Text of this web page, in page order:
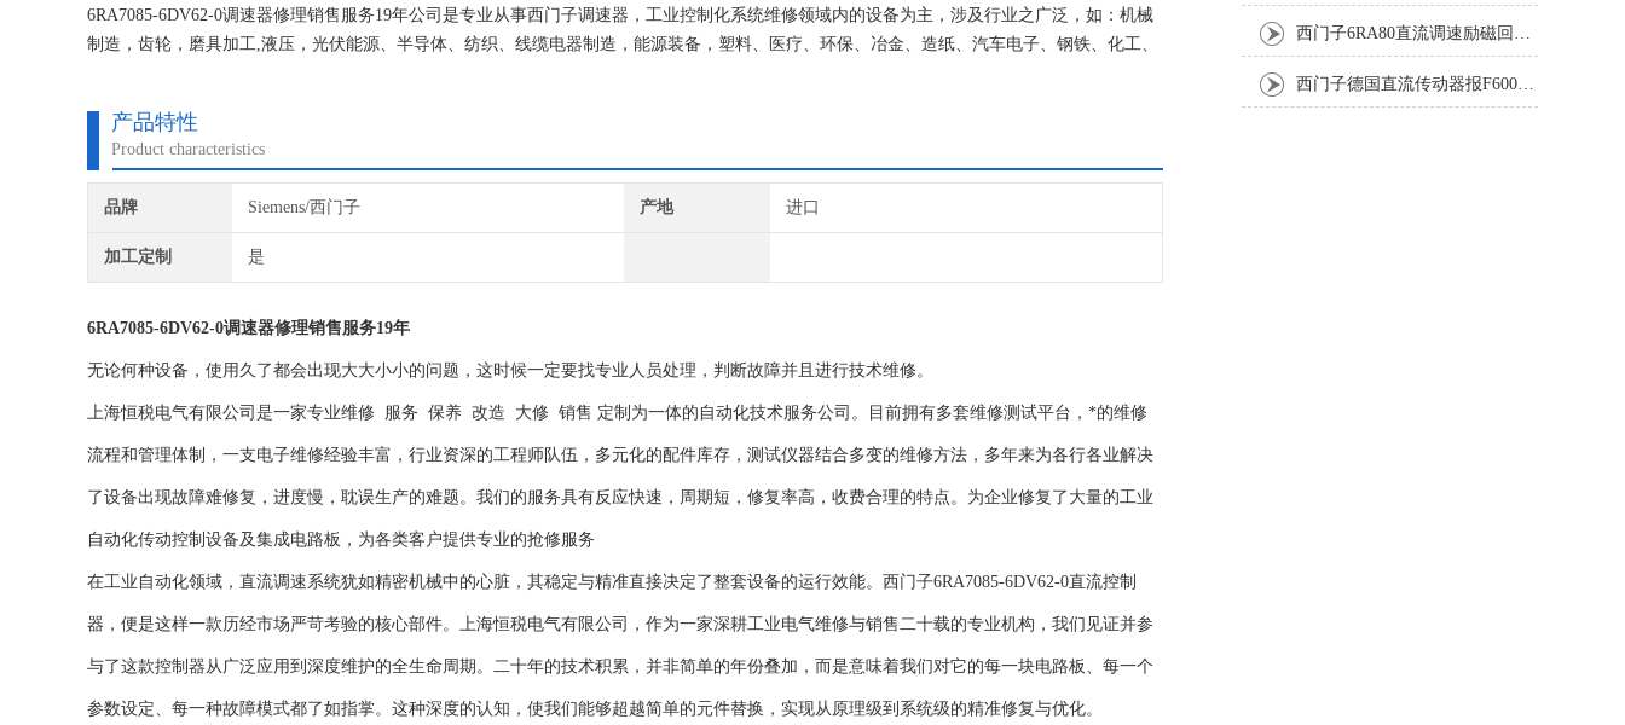
6RA7085-6DV62-0调速器修理销售服务19年公司是专业从事西门子调速器，工业控制化系统维修领域内的设备为主，涉及行业之广泛，如：机械
制造，齿轮，磨具加工,液压，光伏能源、半导体、纺织、线缆电器制造，能源装备，塑料、医疗、环保、冶金、造纸、汽车电子、钢铁、化工、
产品特性
Product characteristics
品牌 Siemens/西门子 产地 进口
加工定制 是
6RA7085-6DV62-0调速器修理销售服务19年
无论何种设备，使用久了都会出现大大小小的问题，这时候一定要找专业人员处理，判断故障并且进行技术维修。
上海恒税电气有限公司是一家专业维修 服务 保养 改造 大修 销售 定制为一体的自动化技术服务公司。目前拥有多套维修测试平台，*的维修
流程和管理体制，一支电子维修经验丰富，行业资深的工程师队伍，多元化的配件库存，测试仪器结合多变的维修方法，多年来为各行各业解决
了设备出现故障难修复，进度慢，耽误生产的难题。我们的服务具有反应快速，周期短，修复率高，收费合理的特点。为企业修复了大量的工业
自动化传动控制设备及集成电路板，为各类客户提供专业的抢修服务
在工业自动化领域，直流调速系统犹如精密机械中的心脏，其稳定与精准直接决定了整套设备的运行效能。西门子6RA7085-6DV62-0直流控制
器，便是这样一款历经市场严苛考验的核心部件。上海恒税电气有限公司，作为一家深耕工业电气维修与销售二十载的专业机构，我们见证并参
与了这款控制器从广泛应用到深度维护的全生命周期。二十年的技术积累，并非简单的年份叠加，而是意味着我们对它的每一块电路板、每一个
参数设定、每一种故障模式都了如指掌。这种深度的认知，使我们能够超越简单的元件替换，实现从原理级到系统级的精准修复与优化。
西门子6RA80直流调速励磁回路坏报F60005修复排除
西门子德国直流传动器报F60067高温报警修复排除方法